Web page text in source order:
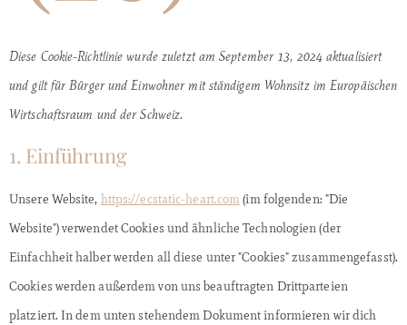
Diese Cookie-Richtlinie wurde zuletzt am September 13, 2024 aktualisiert
und gilt für Bürger und Einwohner mit ständigem Wohnsitz im Europäischen
Wirtschaftsraum und der Schweiz.
1. Einführung
Unsere Website, https://ecstatic-heart.com(im folgenden: "Die
Website") verwendet Cookies und ähnliche Technologien (der
Einfachheit halber werden all diese unter "Cookies" zusammengefasst).
Cookies werden außerdem von uns beauftragten Drittparteien
platziert. In dem unten stehendem Dokument informieren wir dich